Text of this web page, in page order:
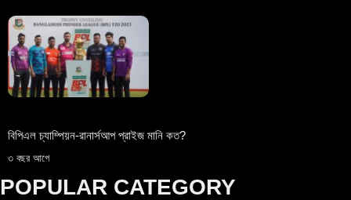
বিপিএল চ্যাম্পিয়ন-রানার্সআপ প্রাইজ মানি কত?
৩ বছর আগে
POPULAR CATEGORY